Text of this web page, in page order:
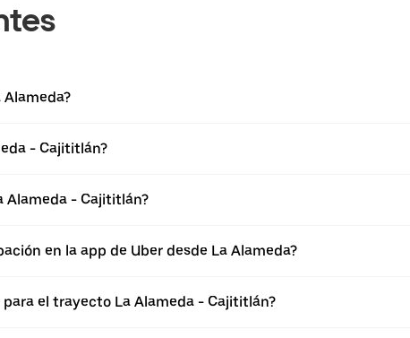
- Cajititlán?
Alameda - Cajititlán?
en la app de Uber desde La Alameda?
el trayecto La Alameda - Cajititlán?